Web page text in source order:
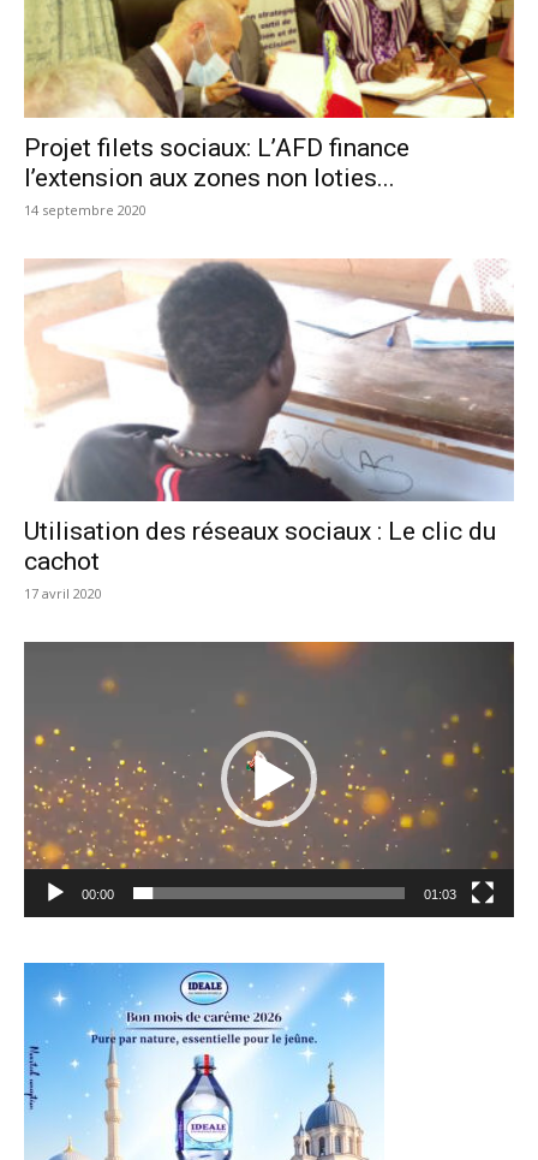
Projet filets sociaux: L’AFD finance
l’extension aux zones non loties...
14 septembre 2020
Utilisation des réseaux sociaux : Le clic du
cachot
17 avril 2020
00:00 01:03